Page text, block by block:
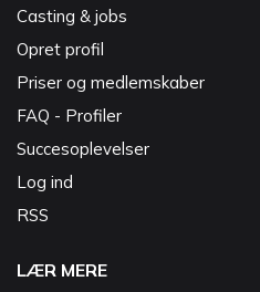
Casting & jobs
Opret profil
Priser og medlemskaber
FAQ - Profiler
Succesoplevelser
Log ind
RSS
LÆR MERE